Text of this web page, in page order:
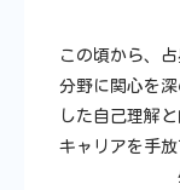
この頃から、
分野に関心を
した自己理解
キャリアを手